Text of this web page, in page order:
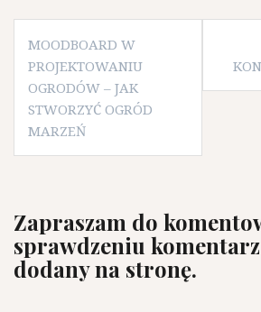
Nawigacja
wpisu
MOODBOARD W
PROJEKTOWANIU
OGRODÓW – JAK
STWORZYĆ OGRÓD
MARZEŃ
Zapraszam do
sprawdzeniu
dodany na stronę.